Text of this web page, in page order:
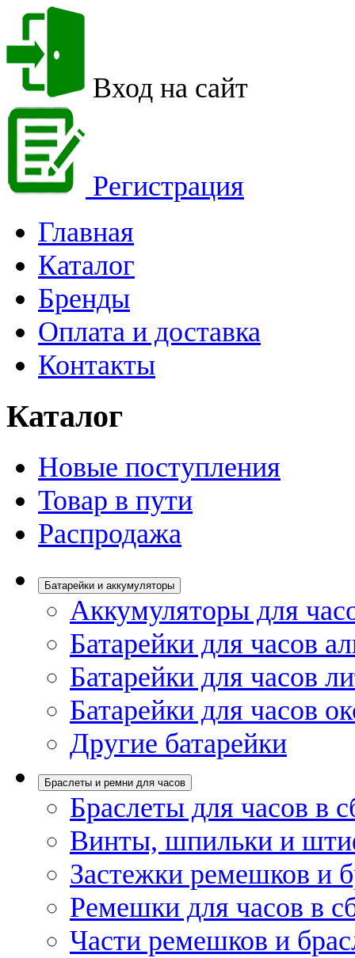
Вход на сайт
Регистрация
Главная
Каталог
Бренды
Оплата и доставка
Контакты
Каталог
Новые поступления
Товар в пути
Распродажа
Батарейки и аккумуляторы
Аккумуляторы для
Батарейки для часов
Батарейки для часов
Батарейки для часов
Другие батарейки
Браслеты и ремни для часов
Браслеты для часов в
Винты, шпильки и
Застежки ремешков и
Ремешки для часов в
Части ремешков и